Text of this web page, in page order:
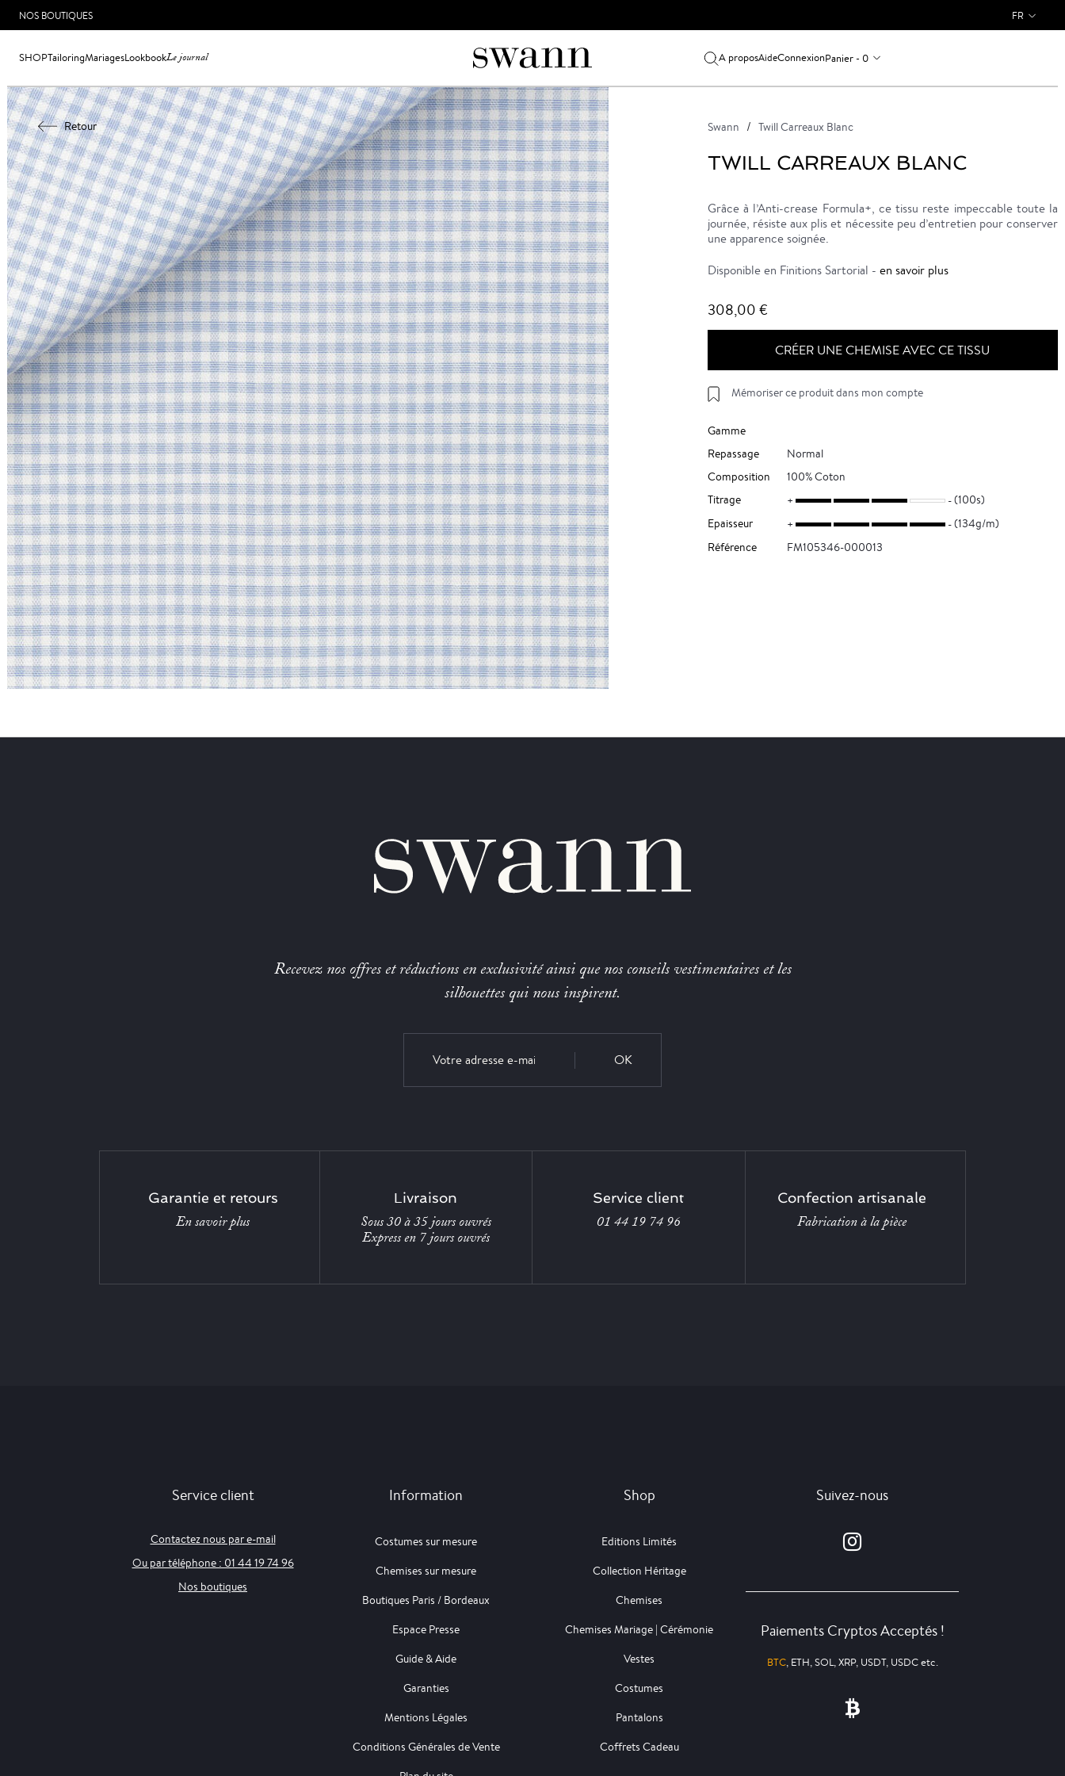
NOS BOUTIQUES FR
SHOPTailoringMariagesLookbookLe journal A proposAideConnexionPanier - 0
Retour Swann Twill Carreaux Blanc
TWILL CARREAUX BLANC
Grâce à l’Anti-crease Formula+, ce tissu reste impeccable toute la
journée, résiste aux plis et nécessite peu d’entretien pour conserver
une apparence soignée.
Disponible en Finitions Sartorial - en savoir plus
308,00 €
CRÉER UNE CHEMISE AVEC CE TISSU
Mémoriser ce produit dans mon compte
Gamme
Repassage
Normal
Composition
100% Coton
Titrage
(100s)
Epaisseur
(134g/m)
Référence
FM105346-000013
Recevez nos offres et réductions en exclusivité ainsi que nos conseils vestimentaires et les
silhouettes qui nous inspirent.
OK
Garantie et retours
En savoir plus
Livraison
Sous 30 à 35 jours ouvrés
Express en 7 jours ouvrés
Service client
01 44 19 74 96
Confection artisanale
Fabrication à la pièce
Service client
Contactez nous par e-mail
Ou par téléphone : 01 44 19 74 96
Nos boutiques
Information
Costumes sur mesure
Chemises sur mesure
Boutiques Paris / Bordeaux
Espace Presse
Guide & Aide
Garanties
Mentions Légales
Conditions Générales de Vente
Shop
Editions Limités
Collection Héritage
Chemises
Chemises Mariage | Cérémonie
Vestes
Costumes
Pantalons
Coffrets Cadeau
Suivez-nous
Paiements Cryptos Acceptés !
BTC, ETH, SOL, XRP, USDT, USDC etc.